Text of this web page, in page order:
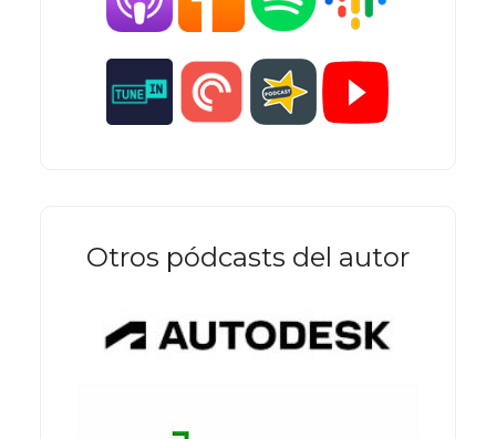
Otros pódcasts del autor